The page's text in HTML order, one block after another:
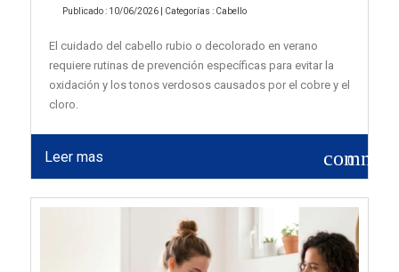
Publicado : 10/06/2026 | Categorías : Cabello
El cuidado del cabello rubio o decolorado en verano
requiere rutinas de prevención específicas para evitar la
oxidación y los tonos verdosos causados por el cobre y el
cloro.
Leer mas 0